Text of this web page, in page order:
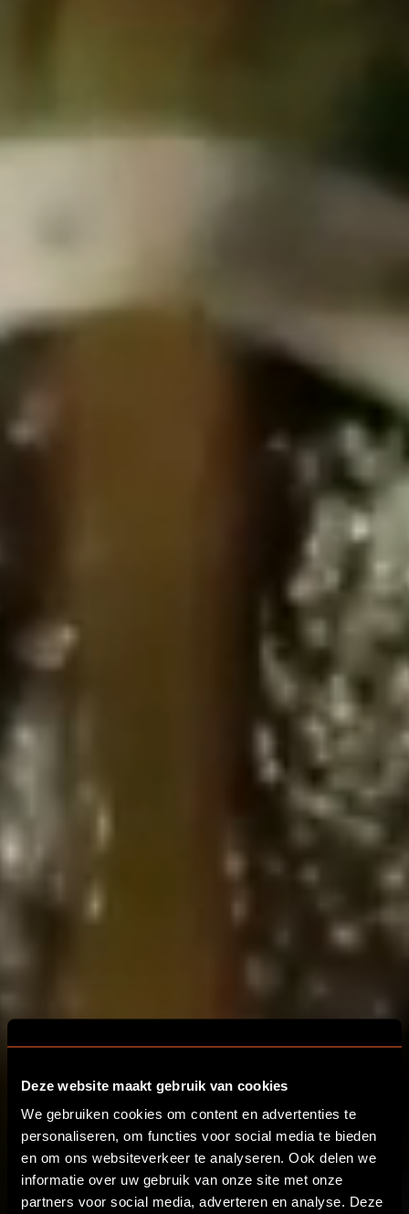
Deze website maakt gebruik van cookies
We gebruiken cookies om content en advertenties te
personaliseren, om functies voor social media te bieden
en om ons websiteverkeer te analyseren. Ook delen we
informatie over uw gebruik van onze site met onze
partners voor social media, adverteren en analyse. Deze
DE SPANNENDSTE
ESCAPEROOM VAN
GRONINGEN